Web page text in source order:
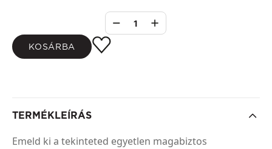
1
KOSÁRBA
TERMÉKLEÍRÁS
Emeld ki a tekinteted egyetlen magabiztos